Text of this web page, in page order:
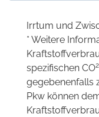
Irrtum und
* Weitere
spezifischen CO2
gegebenenfalls
Pkw können